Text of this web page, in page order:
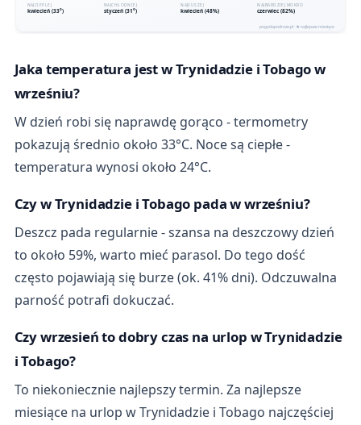
Jaka temperatura jest w Trynidadzie i Tobago w
wrześniu?
W dzień robi się naprawdę gorąco - termometry
pokazują średnio około 33°C. Noce są ciepłe -
temperatura wynosi około 24°C.
Czy w Trynidadzie i Tobago pada w wrześniu?
Deszcz pada regularnie - szansa na deszczowy dzień
to około 59%, warto mieć parasol. Do tego dość
często pojawiają się burze (ok. 41% dni). Odczuwalna
parność potrafi dokuczać.
Czy wrzesień to dobry czas na urlop w Trynidadzie
i Tobago?
To niekoniecznie najlepszy termin. Za najlepsze
miesiące na urlop w Trynidadzie i Tobago najczęściej